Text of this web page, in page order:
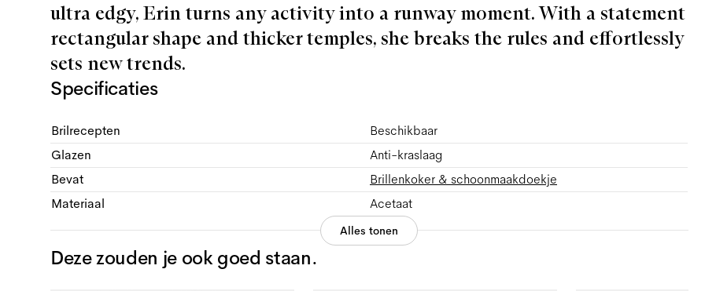
ultra edgy, Erin turns any activity into a runway moment. With a statement
rectangular shape and thicker temples, she breaks the rules and effortlessly
sets new trends.
Specificaties
Brilrecepten
Beschikbaar
Glazen
Anti-kraslaag
Bevat
Brillenkoker & schoonmaakdoekje
Materiaal
Acetaat
Alles tonen
Deze zouden je ook goed staan.